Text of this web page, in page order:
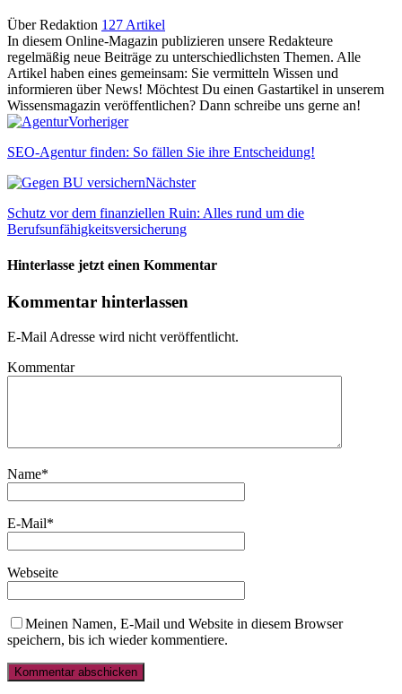
Über Redaktion 127 Artikel
In diesem Online-Magazin publizieren unsere Redakteure
regelmäßig neue Beiträge zu unterschiedlichsten Themen. Alle
Artikel haben eines gemeinsam: Sie vermitteln Wissen und
informieren über News! Möchtest Du einen Gastartikel in unserem
Wissensmagazin veröffentlichen? Dann schreibe uns gerne an!
Vorheriger
SEO-Agentur finden: So fällen Sie ihre Entscheidung!
Nächster
Schutz vor dem finanziellen Ruin: Alles rund um die
Berufsunfähigkeitsversicherung
Hinterlasse jetzt einen Kommentar
Kommentar hinterlassen
E-Mail Adresse wird nicht veröffentlicht.
Kommentar
Name*
E-Mail*
Webseite
Meinen Namen, E-Mail und Website in diesem Browser
speichern, bis ich wieder kommentiere.